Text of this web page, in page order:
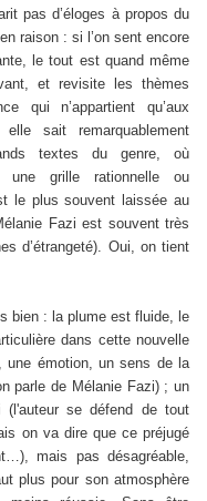
pas d’éloges à propos du
raison : si l’on sent encore
le tout est quand même
et revisite les thèmes
qui n’appartient qu’aux
sait remarquablement
textes du genre, où
une grille rationnelle ou
le plus souvent laissée au
Fazi est souvent très
d’étrangeté). Oui, on tient
bien : la plume est fluide, le
dans cette nouvelle
une émotion, un sens de la
parle de Mélanie Fazi) ; un
(l'auteur se défend de tout
on va dire que ce préjugé
mais pas désagréable,
plus pour son atmosphère